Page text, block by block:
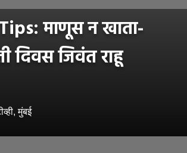
माणूस न खाता-
दिवस जिवंत राहू
मुंबई